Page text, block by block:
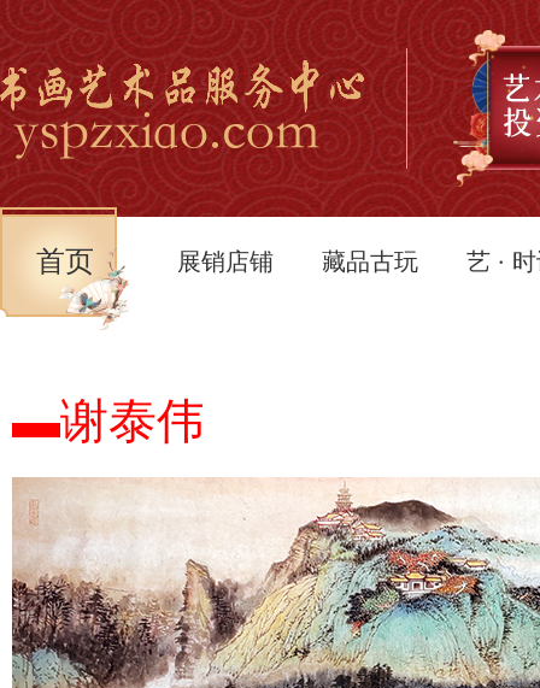
首页 展销店铺 藏品古玩 艺 ·
▬谢泰伟